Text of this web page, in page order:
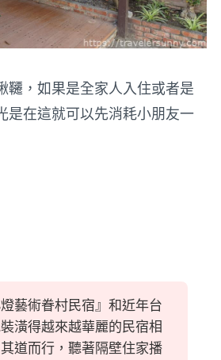
韆，如果是全家人入住或者是
是在這就可以先消耗小朋友一
燈藝術眷村民宿』和近年台
潢得越來越華麗的民宿相
道而行，聽著隔壁住家播